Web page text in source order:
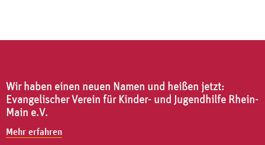
Wir haben einen neuen Namen und heißen jetzt:
Evangelischer Verein für Kinder- und Jugendhilfe Rhein-
Main e.V.
Mehr erfahren